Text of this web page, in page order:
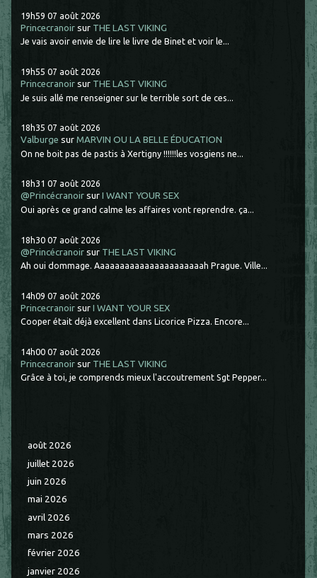
19h59 07 août 2026
Princecranoir sur THE LAST VIKING
Je vais avoir envie de lire le livre de Binet et voir le...
19h55 07 août 2026
Princecranoir sur THE LAST VIKING
Je suis allé me renseigner sur le terrible sort de ces...
18h35 07 août 2026
Valburge surMARVIN OU LA BELLE ÉDUCATION
On ne boit pas de pastis à Xertigny !!!!!!les vosgiens ne...
18h31 07 août 2026
@Princécranoir surI WANT YOUR SEX
Oui après ce grand calme les affaires vont reprendre. ça...
18h30 07 août 2026
@Princécranoir sur THE LAST VIKING
Ah oui dommage. Aaaaaaaaaaaaaaaaaaaaaah Prague. Ville...
14h09 07 août 2026
Princecranoir surI WANT YOUR SEX
Cooper était déjà excellent dans Licorice Pizza. Encore...
14h00 07 août 2026
Princecranoir sur THE LAST VIKING
Grâce à toi, je comprends mieux l'accoutrement Sgt Pepper...
août 2026
juillet 2026
juin 2026
mai 2026
avril 2026
mars 2026
février 2026
janvier 2026